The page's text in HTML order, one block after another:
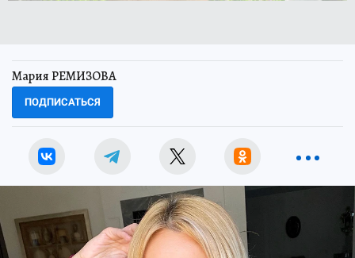
Мария РЕМИЗОВА
ПОДПИСАТЬСЯ